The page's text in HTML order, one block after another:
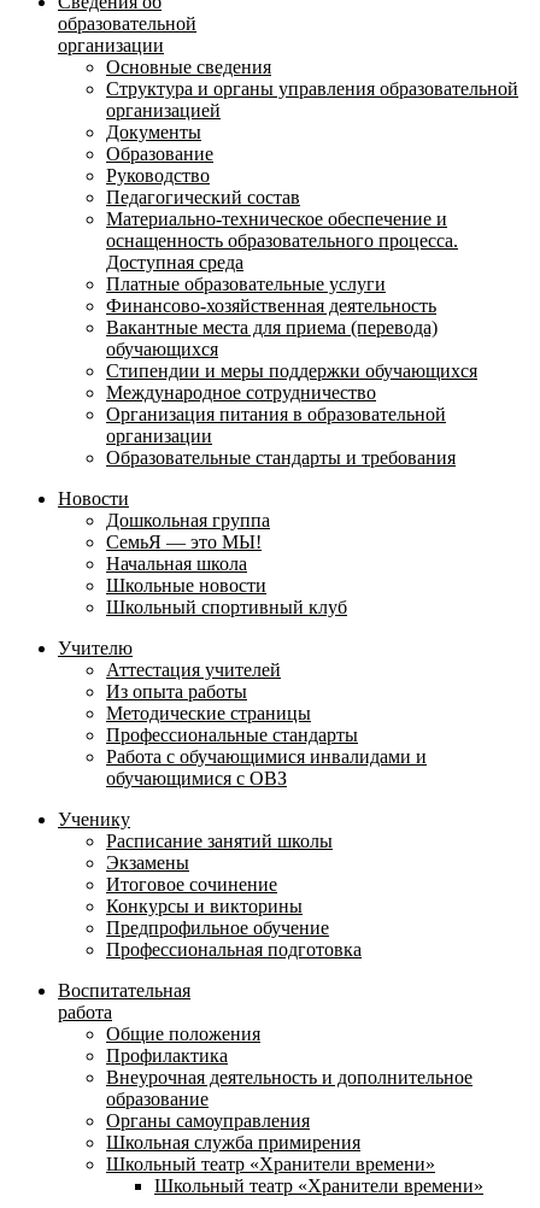
образовательной
организации
Основные сведения
Структура и органы управления образовательной
организацией
Документы
Образование
Руководство
Педагогический состав
Материально-техническое обеспечение и
оснащенность образовательного процесса.
Доступная среда
Платные образовательные услуги
Финансово-хозяйственная деятельность
Вакантные места для приема (перевода)
обучающихся
Стипендии и меры поддержки обучающихся
Международное сотрудничество
Организация питания в образовательной
организации
Образовательные стандарты и требования
Новости
Дошкольная группа
СемьЯ — это МЫ!
Начальная школа
Школьные новости
Школьный спортивный клуб
Учителю
Аттестация учителей
Из опыта работы
Методические страницы
Профессиональные стандарты
Работа с обучающимися инвалидами и
обучающимися с ОВЗ
Ученику
Расписание занятий школы
Экзамены
Итоговое сочинение
Конкурсы и викторины
Предпрофильное обучение
Профессиональная подготовка
Воспитательная
работа
Общие положения
Профилактика
Внеурочная деятельность и дополнительное
образование
Органы самоуправления
Школьная служба примирения
Школьный театр «Хранители времени»
Школьный театр «Хранители времени»